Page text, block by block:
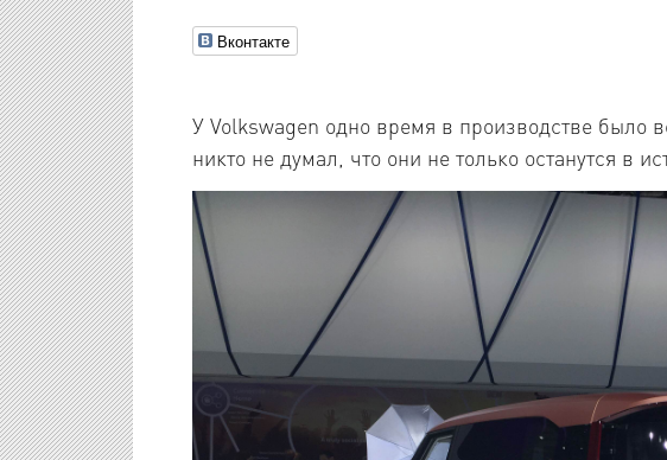
Вконтакте
У Volkswagen одно время в производстве было
никто не думал, что они не только останутся в